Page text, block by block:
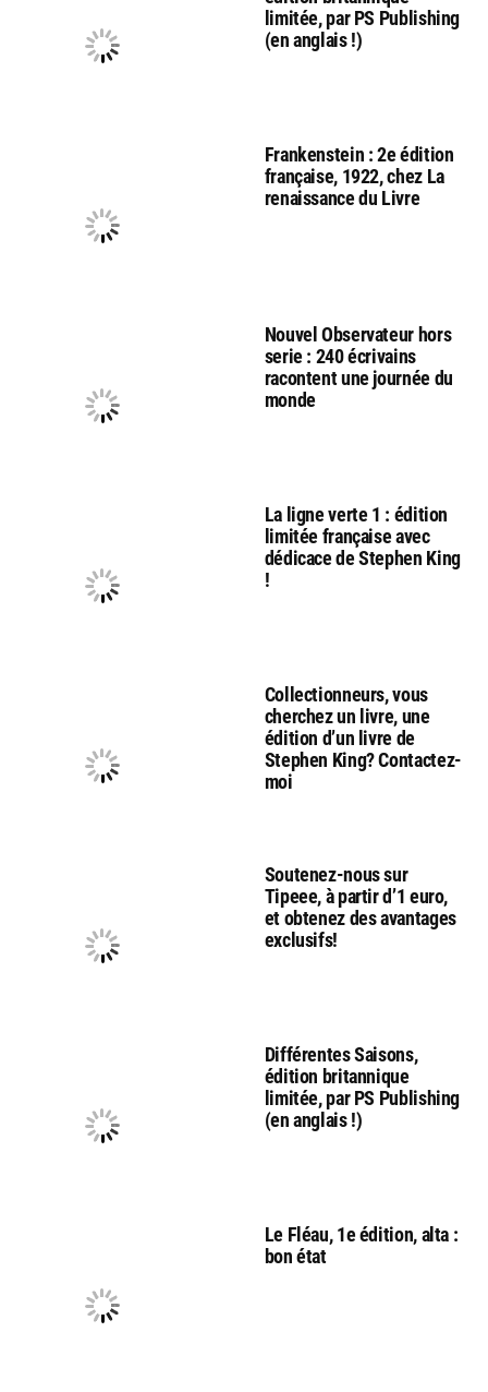
limitée, par PS Publishing
(en anglais !)
Frankenstein : 2e édition
française, 1922, chez La
renaissance du Livre
Nouvel Observateur hors
serie : 240 écrivains
racontent une journée du
monde
La ligne verte 1 : édition
limitée française avec
dédicace de Stephen King
!
Collectionneurs, vous
cherchez un livre, une
édition d’un livre de
Stephen King? Contactez-
moi
Soutenez-nous sur
Tipeee, à partir d’1 euro,
et obtenez des avantages
exclusifs!
Différentes Saisons,
édition britannique
limitée, par PS Publishing
(en anglais !)
Le Fléau, 1e édition, alta :
bon état